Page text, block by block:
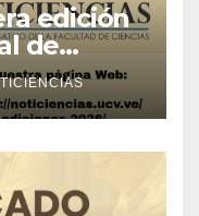
edición
de